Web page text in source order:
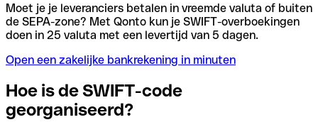
Moet je je leveranciers betalen in vreemde valuta of buiten
de SEPA-zone? Met Qonto kun je SWIFT-overboekingen
doen in 25 valuta met een levertijd van 5 dagen.
Open een zakelijke bankrekening in minuten
Hoe is de SWIFT-code
georganiseerd?